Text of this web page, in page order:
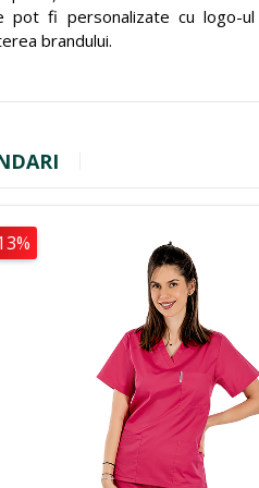
pot fi personalizate cu logo-ul
brandului.